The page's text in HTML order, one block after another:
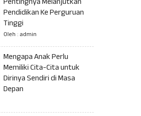
Pendidikan Ke Perguruan
Tinggi
Oleh : admin
Mengapa Anak Perlu
Memiliki Cita-Cita untuk
Dirinya Sendiri di Masa
Depan